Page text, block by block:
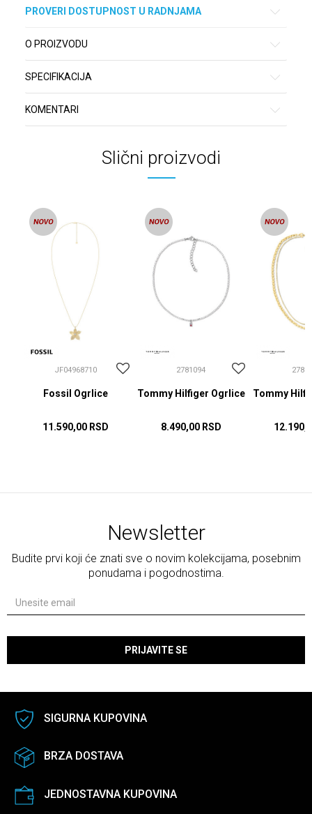
PROVERI DOSTUPNOST U RADNJAMA
O PROIZVODU
SPECIFIKACIJA
KOMENTARI
Slični proizvodi
JF04968710
Fossil Ogrlice
11.590,00 RSD
2781094
Tommy Hilfiger Ogrlice
8.490,00 RSD
Tommy
Newsletter
Budite prvi koji će znati sve o novim kolekcijama, posebnim
ponudama i pogodnostima.
PRIJAVITE SE
SIGURNA KUPOVINA
BRZA DOSTAVA
JEDNOSTAVNA KUPOVINA